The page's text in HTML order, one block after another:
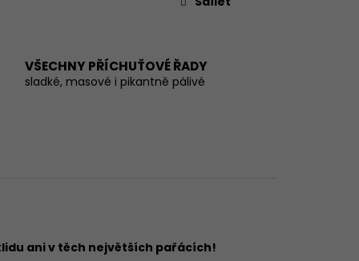
VŠECHNY PŘÍCHUŤOVÉ ŘADY
sladké, masové i pikantně pálivé
ani v těch největších pařácích!